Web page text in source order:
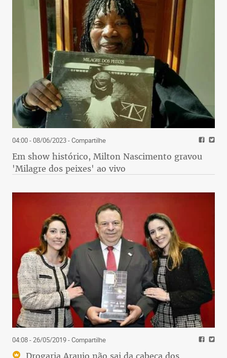
04:00 - 08/06/2023- Compartilhe
Em show histórico, Milton Nascimento gravou
'Milagre dos peixes' ao vivo
04:08 - 26/05/2019- Compartilhe